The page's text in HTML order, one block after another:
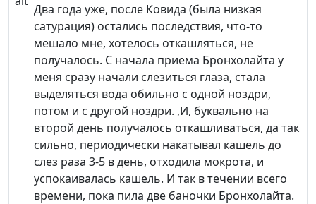
Два года уже, после Ковида (была низкая
сатурация) остались последствия, что-то
мешало мне, хотелось откашляться, не
получалось. С начала приема Бронхолайта у
меня сразу начали слезиться глаза, стала
выделяться вода обильно с одной ноздри,
потом и с другой ноздри. ,И, буквально на
второй день получалось откашливаться, да так
сильно, периодически накатывал кашель до
слез раза 3-5 в день, отходила мокрота, и
успокаивалась кашель. И так в течении всего
времени, пока пила две баночки Бронхолайта.